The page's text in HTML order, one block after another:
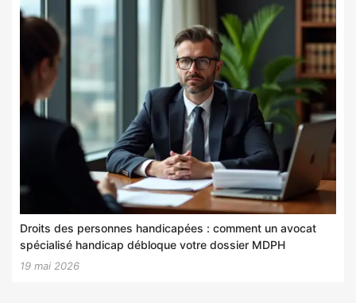
Droits des personnes handicapées : comment un avocat
spécialisé handicap débloque votre dossier MDPH
19 mai 2026